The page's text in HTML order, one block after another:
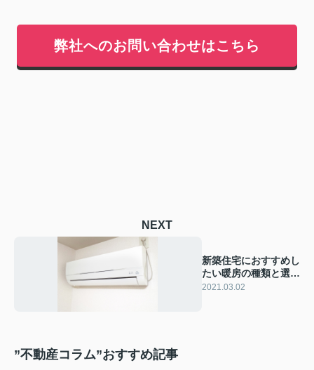
弊社へのお問い合わせはこちら
NEXT
新築住宅におすすめし
たい暖房の種類と選び
方とは？
2021.03.02
”不動産コラム”おすすめ記事